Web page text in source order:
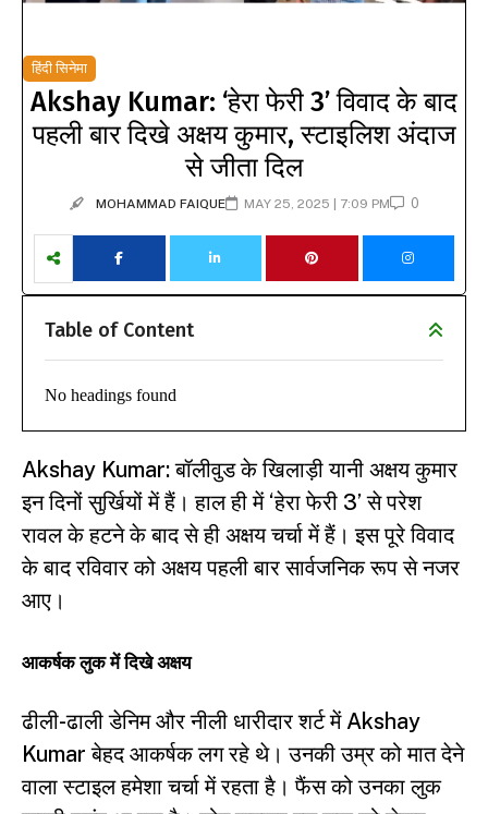
हिंदी सिनेमा
Akshay Kumar: ‘हेरा फेरी 3’ विवाद के बाद
पहली बार दिखे अक्षय कुमार, स्टाइलिश अंदाज
से जीता दिल
MOHAMMAD FAIQUE MAY 25, 2025 | 7:09 PM 0
Table of Content
No headings found
Akshay Kumar: बॉलीवुड के खिलाड़ी यानी अक्षय कुमार
इन दिनों सुर्खियों में हैं। हाल ही में ‘हेरा फेरी 3’ से परेश
रावल के हटने के बाद से ही अक्षय चर्चा में हैं। इस पूरे विवाद
के बाद रविवार को अक्षय पहली बार सार्वजनिक रूप से नजर
आए।
आकर्षक लुक में दिखे अक्षय
ढीली-ढाली डेनिम और नीली धारीदार शर्ट में Akshay
Kumar बेहद आकर्षक लग रहे थे। उनकी उम्र को मात देने
वाला स्टाइल हमेशा चर्चा में रहता है। फैंस को उनका लुक